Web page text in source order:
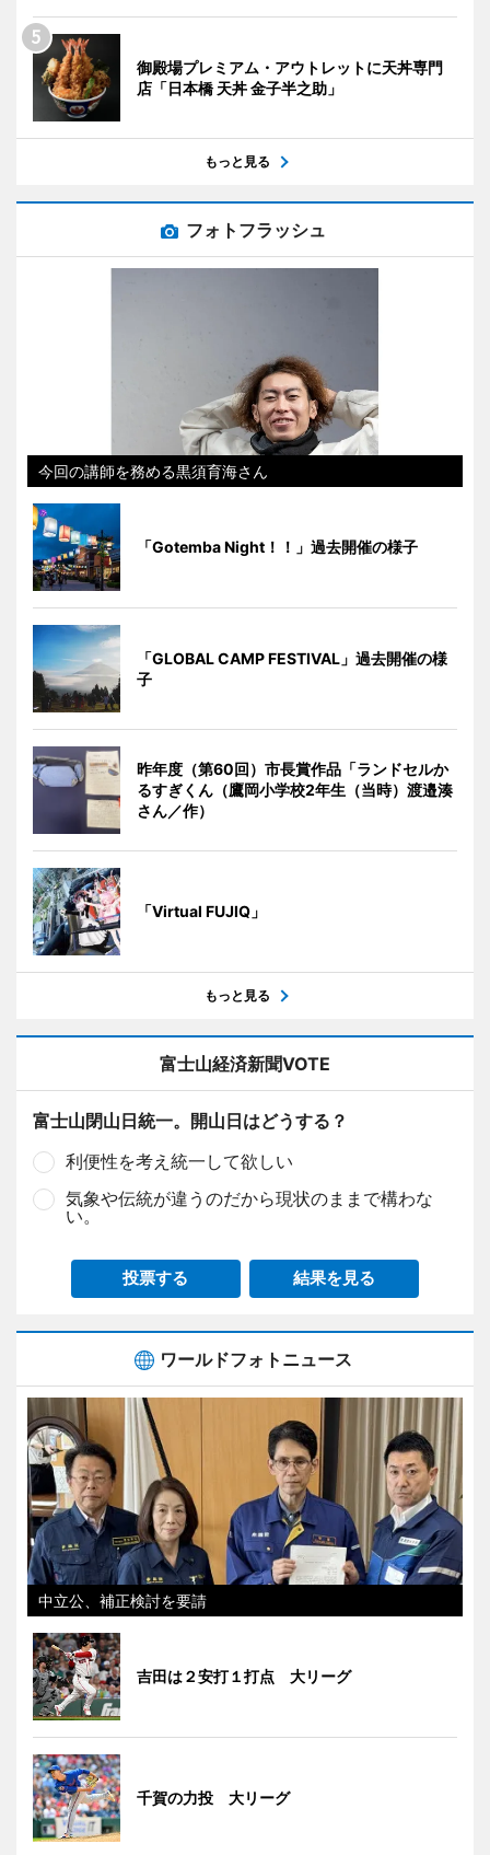
御殿場プレミアム・アウトレットに天丼専門
店「日本橋 天丼 金子半之助」
もっと見る
フォトフラッシュ
今回の講師を務める黒須育海さん
「Gotemba Night！！」過去開催の様子
「GLOBAL CAMP FESTIVAL」過去開催の様
子
昨年度（第60回）市長賞作品「ランドセルか
るすぎくん（鷹岡小学校2年生（当時）渡邉湊
さん／作）
「Virtual FUJIQ」
もっと見る
富士山経済新聞VOTE
富士山閉山日統一。開山日はどうする？
利便性を考え統一して欲しい
気象や伝統が違うのだから現状のままで構わな
い。
投票する 結果を見る
ワールドフォトニュース
中立公、補正検討を要請
吉田は２安打１打点 大リーグ
千賀の力投 大リーグ